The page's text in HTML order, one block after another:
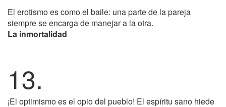
El erotismo es como el baile: una parte de la pareja
siempre se encarga de manejar a la otra.
La inmortalidad
13.
¡El optimismo es el opio del pueblo! El espíritu sano hiede